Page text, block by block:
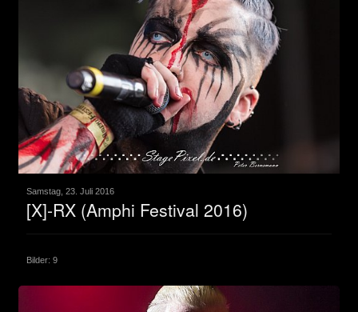
Samstag, 23. Juli 2016
[X]-RX (Amphi Festival 2016)
Bilder: 9